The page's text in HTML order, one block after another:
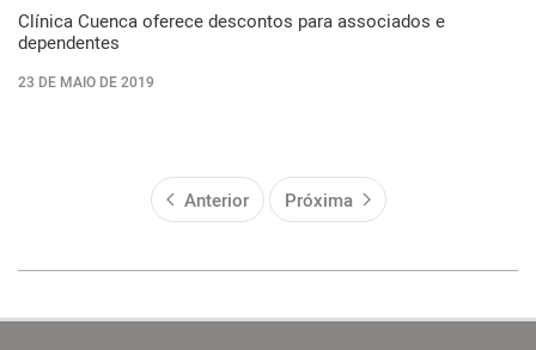
Clínica Cuenca oferece descontos para associados e
dependentes
23 DE MAIO DE 2019
Anterior Próxima